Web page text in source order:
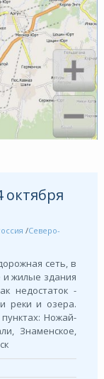
октября
/Северо-
сеть, в
и жилые здания
недостаток -
реки и озера.
Ножай-
Знаменское,